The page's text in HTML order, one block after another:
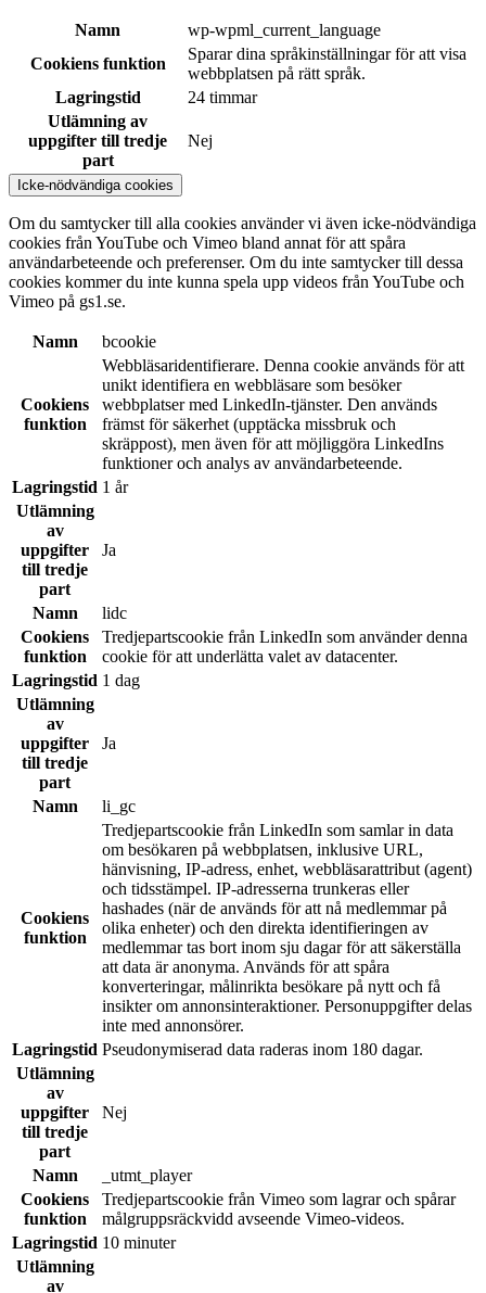
Namn
wp-wpml_current_language
Cookiens funktion
Sparar dina språkinställningar för att visa
webbplatsen på rätt språk.
Lagringstid
24 timmar
Utlämning av
uppgifter till tredje
part
Nej
Icke-nödvändiga cookies
Om du samtycker till alla cookies använder vi även icke-nödvändiga
cookies från YouTube och Vimeo bland annat för att spåra
användarbeteende och preferenser. Om du inte samtycker till dessa
cookies kommer du inte kunna spela upp videos från YouTube och
Vimeo på gs1.se.
Namn bcookie
Cookiens
funktion
Webbläsaridentifierare. Denna cookie används för att
unikt identifiera en webbläsare som besöker
webbplatser med LinkedIn-tjänster. Den används
främst för säkerhet (upptäcka missbruk och
skräppost), men även för att möjliggöra LinkedIns
funktioner och analys av användarbeteende.
Lagringstid 1 år
Utlämning
av
uppgifter
till tredje
part
Ja
Namn
lidc
Cookiens
funktion
Tredjepartscookie från LinkedIn som använder denna
cookie för att underlätta valet av datacenter.
Lagringstid 1 dag
Utlämning
av
uppgifter
till tredje
part
Ja
Namn li_gc
Cookiens
funktion
Tredjepartscookie från LinkedIn som samlar in data
om besökaren på webbplatsen, inklusive URL,
hänvisning, IP-adress, enhet, webbläsarattribut (agent)
och tidsstämpel. IP-adresserna trunkeras eller
hashades (när de används för att nå medlemmar på
olika enheter) och den direkta identifieringen av
medlemmar tas bort inom sju dagar för att säkerställa
att data är anonyma. Används för att spåra
konverteringar, målinrikta besökare på nytt och få
insikter om annonsinteraktioner. Personuppgifter delas
inte med annonsörer.
Lagringstid Pseudonymiserad data raderas inom 180 dagar.
Utlämning
av
uppgifter
till tredje
part
Nej
Namn
_utmt_player
Cookiens
funktion
Tredjepartscookie från Vimeo som lagrar och spårar
målgruppsräckvidd avseende Vimeo-videos.
Lagringstid 10 minuter
Utlämning
av